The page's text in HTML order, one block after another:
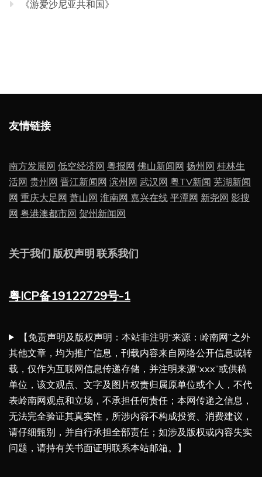
《游爱沙尼亚共和国》
友情链接
南方发展网 低空经济网 粤报网 佛山新闻网 扬州网 桂林生
活网 贵州网 晋江新闻网 滨州网 武汉网 粤TV新闻 芜湖新闻
网 重庆大足网 萧山网 淮南网 嘉兴在线 平潭网 新尧网 影搜
网 粤港澳都市网 贺州新闻网
关于我们 版权声明 联系我们
粤ICP备19122729号-1
【免责声明及版权声明：本站非注明“来源：岭南网”之外
其他文章，均为推广信息，刊载内容来自网络公开信息或转
载，仅作为互联网信息传递存储，并注明来源“xxx”或供稿
单位，该文观点、文字及图片权责归属原单位或个人，不代
表岭南网观点和立场，不承担任何责任；本网传递之信息，
无法完全验证其真实性，所涉内容不构成投资、消费建议，
请仔细甄别，并自行承担全部责任；如涉及版权或内容失实
问题，请持有关书面证明联系本站邮箱。】